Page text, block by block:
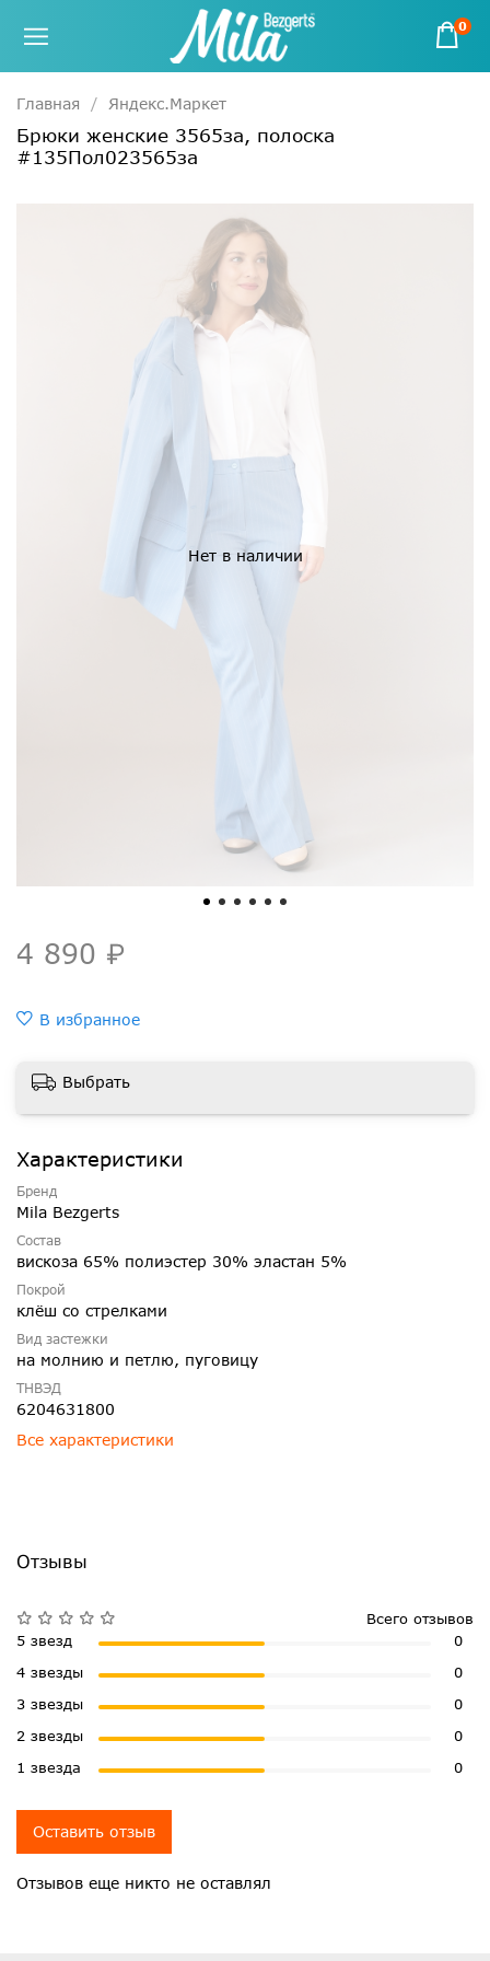
0
Главная Яндекс.Маркет
Брюки женские 3565за, полоска
#135Пол023565за
Нет в наличии
4 890 ₽
В избранное
Выбрать
Характеристики
Бренд
Mila Bezgerts
Состав
вискоза 65% полиэстер 30% эластан 5%
Покрой
клёш со стрелками
Вид застежки
на молнию и петлю, пуговицу
ТНВЭД
6204631800
Все характеристики
Отзывы
Отзывов еще никто не оставлял
Всего отзывов
5 звезд
0
4 звезды
0
3 звезды
0
2 звезды
0
1 звезда
0
Оставить отзыв